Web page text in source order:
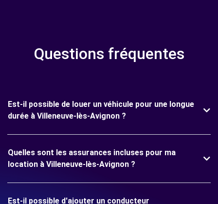
Questions fréquentes
Est-il possible de louer un véhicule pour une longue
durée à Villeneuve-lès-Avignon ?
Quelles sont les assurances incluses pour ma
location à Villeneuve-lès-Avignon ?
Est-il possible d'ajouter un conducteur